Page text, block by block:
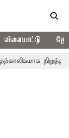
விளையாட்டு
நிறுத்தம்